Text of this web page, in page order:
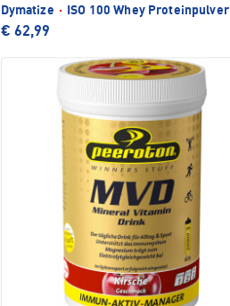
Dymatize · ISO 100 Whey Proteinpulver
€ 62,99